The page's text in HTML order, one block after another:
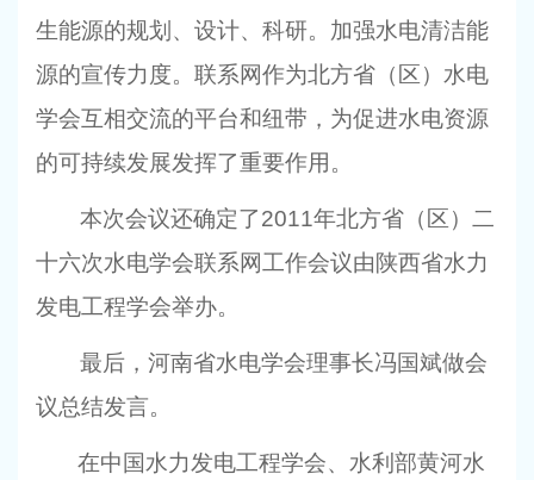
生能源的规划、设计、科研。加强水电清洁能
源的宣传力度。联系网作为北方省（区）水电
学会互相交流的平台和纽带，为促进水电资源
的可持续发展发挥了重要作用。
本次会议还确定了2011年北方省（区）二
十六次水电学会联系网工作会议由陕西省水力
发电工程学会举办。
最后，河南省水电学会理事长冯国斌做会
议总结发言。
在中国水力发电工程学会、水利部黄河水